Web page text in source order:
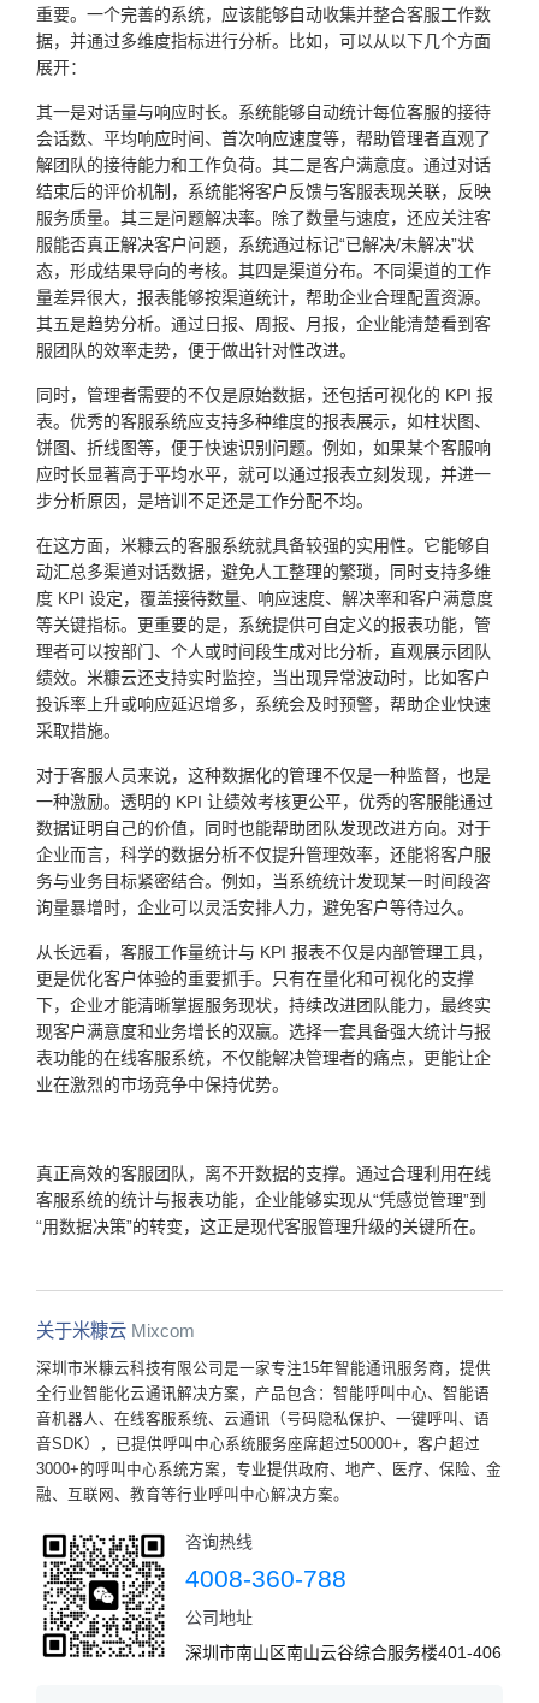
重要。一个完善的系统，应该能够自动收集并整合客服工作数
据，并通过多维度指标进行分析。比如，可以从以下几个方面
展开：
其一是对话量与响应时长。系统能够自动统计每位客服的接待
会话数、平均响应时间、首次响应速度等，帮助管理者直观了
解团队的接待能力和工作负荷。其二是客户满意度。通过对话
结束后的评价机制，系统能将客户反馈与客服表现关联，反映
服务质量。其三是问题解决率。除了数量与速度，还应关注客
服能否真正解决客户问题，系统通过标记“已解决/未解决”状
态，形成结果导向的考核。其四是渠道分布。不同渠道的工作
量差异很大，报表能够按渠道统计，帮助企业合理配置资源。
其五是趋势分析。通过日报、周报、月报，企业能清楚看到客
服团队的效率走势，便于做出针对性改进。
同时，管理者需要的不仅是原始数据，还包括可视化的 KPI 报
表。优秀的客服系统应支持多种维度的报表展示，如柱状图、
饼图、折线图等，便于快速识别问题。例如，如果某个客服响
应时长显著高于平均水平，就可以通过报表立刻发现，并进一
步分析原因，是培训不足还是工作分配不均。
在这方面，米糠云的客服系统就具备较强的实用性。它能够自
动汇总多渠道对话数据，避免人工整理的繁琐，同时支持多维
度 KPI 设定，覆盖接待数量、响应速度、解决率和客户满意度
等关键指标。更重要的是，系统提供可自定义的报表功能，管
理者可以按部门、个人或时间段生成对比分析，直观展示团队
绩效。米糠云还支持实时监控，当出现异常波动时，比如客户
投诉率上升或响应延迟增多，系统会及时预警，帮助企业快速
采取措施。
对于客服人员来说，这种数据化的管理不仅是一种监督，也是
一种激励。透明的 KPI 让绩效考核更公平，优秀的客服能通过
数据证明自己的价值，同时也能帮助团队发现改进方向。对于
企业而言，科学的数据分析不仅提升管理效率，还能将客户服
务与业务目标紧密结合。例如，当系统统计发现某一时间段咨
询量暴增时，企业可以灵活安排人力，避免客户等待过久。
从长远看，客服工作量统计与 KPI 报表不仅是内部管理工具，
更是优化客户体验的重要抓手。只有在量化和可视化的支撑
下，企业才能清晰掌握服务现状，持续改进团队能力，最终实
现客户满意度和业务增长的双赢。选择一套具备强大统计与报
表功能的在线客服系统，不仅能解决管理者的痛点，更能让企
业在激烈的市场竞争中保持优势。
真正高效的客服团队，离不开数据的支撑。通过合理利用在线
客服系统的统计与报表功能，企业能够实现从“凭感觉管理”到
“用数据决策”的转变，这正是现代客服管理升级的关键所在。
关于米糠云 Mixcom
深圳市米糠云科技有限公司是一家专注15年智能通讯服务商，提供
全行业智能化云通讯解决方案，产品包含：智能呼叫中心、智能语
音机器人、在线客服系统、云通讯（号码隐私保护、一键呼叫、语
音SDK），已提供呼叫中心系统服务座席超过50000+，客户超过
3000+的呼叫中心系统方案，专业提供政府、地产、医疗、保险、金
融、互联网、教育等行业呼叫中心解决方案。
咨询热线
4008-360-788
公司地址
深圳市南山区南山云谷综合服务楼401-406